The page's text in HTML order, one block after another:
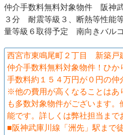
仲介手数料無料対象物件 阪神
３分 耐震等級３、断熱等性能
量等級６取得予定 南向きバル
西宮市東鳴尾町２丁目 新築戸
仲介手数料無料対象物件！ひか
手数料約１５４万円が０円の仲
※他の費用が高くなることはあ
も多数対象物件がございます
能です。詳しくは弊社担当まで
■阪神武庫川線「洲先」駅まで